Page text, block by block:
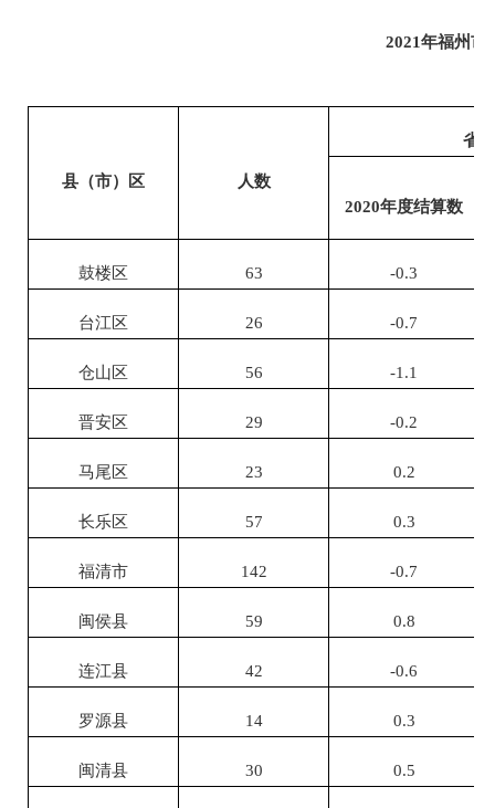
2021年福州市
县（市）区 人数
省
2020年度结算数
鼓楼区 63 -0.3
台江区 26 -0.7
仓山区 56 -1.1
晋安区 29 -0.2
马尾区 23 0.2
长乐区 57 0.3
福清市 142 -0.7
闽侯县 59 0.8
连江县 42 -0.6
罗源县 14 0.3
闽清县 30 0.5